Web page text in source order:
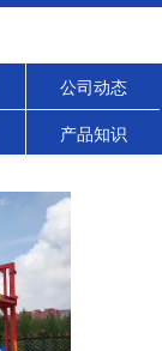
公司动态
产品知识